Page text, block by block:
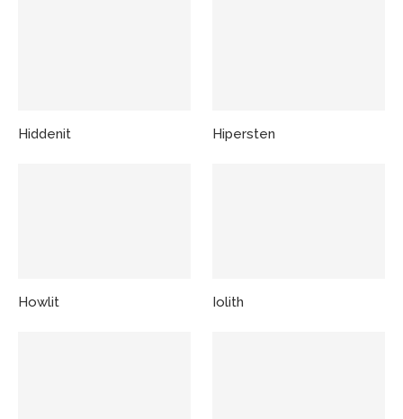
Hiddenit Hipersten
Howlit Iolith